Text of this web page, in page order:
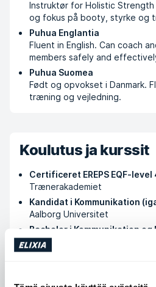
Instruktør for Holistic
og fokus på booty, styrke og
Puhua Englantia
Fluent in English. Can coach
members safely and
Puhua Suomea
Født og opvokset i Danmark.
træning og vejledning.
Koulutus ja kurssit
Certificeret EREPS EQF-
Trænerakademiet
Kandidat i Kommunikation
Aalborg Universitet
Bachelor i Kommunikation
Aalborg Universitet